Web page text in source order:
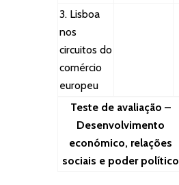
3. Lisboa
nos
circuitos do
comércio
europeu
Teste de avaliação –
Desenvolvimento
económico, relações
sociais e poder político